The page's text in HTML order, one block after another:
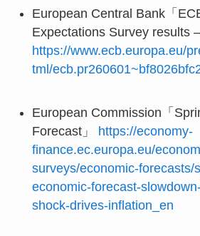
European Central Bank「
Expectations Survey results –
https://www.ecb.europa.eu/
tml/
European Commission「
Forecast」
https://economy-
finance.ec.europa.eu/
surveys/economic-forecasts/
economic-forecast-
shock-drives-inflation_en